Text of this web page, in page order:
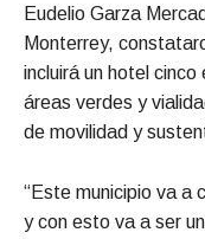
Eudelio Garza
Monterrey,
incluirá un hotel
áreas verdes y
de movilidad y
“Este municipio va a
y con esto va a ser